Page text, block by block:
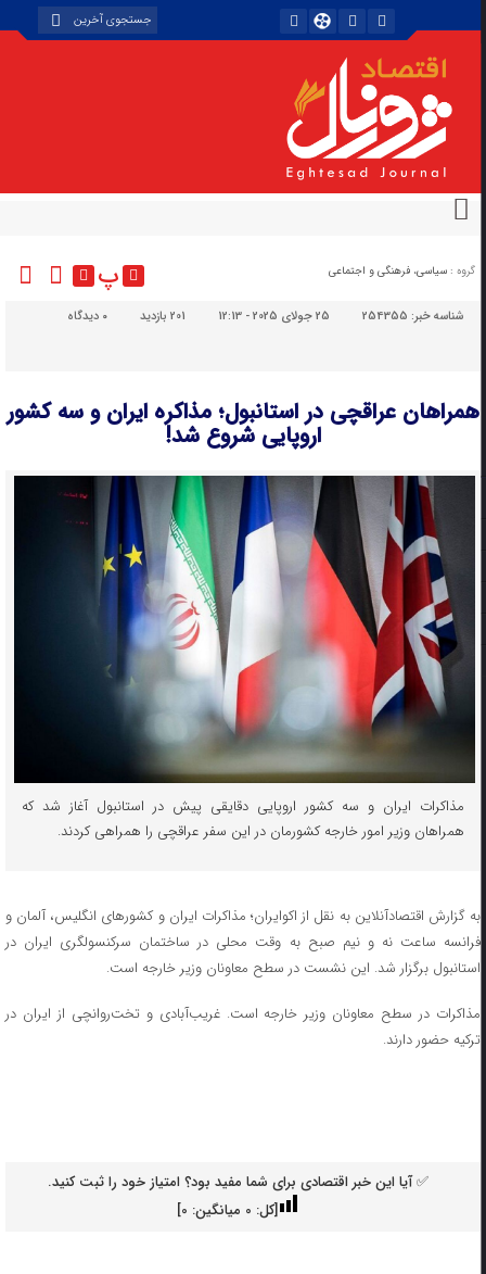
گروه : سیاسی، فرهنگی و اجتماعی پ
شناسه خبر:254355 25 جولای 2025 - 12:13 201 بازدید دیدگاه
همراهان عراقچی در استانبول؛ مذاکره ایران و سه کشور
اروپایی شروع شد!
مذاکرات ایران و سه کشور اروپایی دقایقی پیش در استانبول آغاز شد که
همراهان وزیر امور خارجه کشورمان در این سفر عراقچی را همراهی کردند.
به گزارش اقتصادآنلاین به نقل از اکوایران؛ مذاکرات ایران و کشور‌های انگلیس، آلمان و
فرانسه ساعت نه و نیم صبح به وقت محلی در ساختمان سرکنسولگری ایران در
استانبول برگزار شد. این نشست در سطح معاونان وزیر خارجه است.
مذاکرات در سطح معاونان وزیر خارجه است. غریب‌آبادی و تخت‌روانچی از ایران در
ترکیه حضور دارند.
✅ آیا این خبر اقتصادی برای شما مفید بود؟ امتیاز خود را ثبت کنید.
[کل: 0میانگین: 0
]